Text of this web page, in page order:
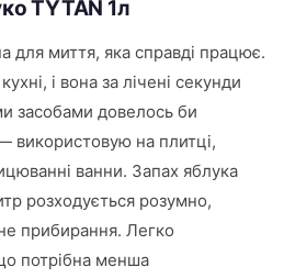
TYTAN 1л
для миття, яка справді працює.
і вона за лічені секунди
засобами довелось би
використовую на плитці,
ванни. Запах яблука
розходується розумно,
прибирання. Легко
потрібна менша